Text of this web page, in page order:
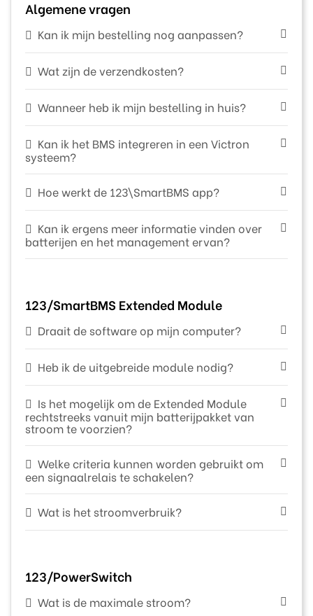
Algemene vragen
Kan ik mijn bestelling nog aanpassen?
Wat zijn de verzendkosten?
Wanneer heb ik mijn bestelling in huis?
Kan ik het BMS integreren in een Victron
systeem?
Hoe werkt de 123\SmartBMS app?
Kan ik ergens meer informatie vinden over
batterijen en het management ervan?
123/SmartBMS Extended Module
Draait de software op mijn computer?
Heb ik de uitgebreide module nodig?
Is het mogelijk om de Extended Module
rechtstreeks vanuit mijn batterijpakket van
stroom te voorzien?
Welke criteria kunnen worden gebruikt om
een signaalrelais te schakelen?
Wat is het stroomverbruik?
123/PowerSwitch
Wat is de maximale stroom?